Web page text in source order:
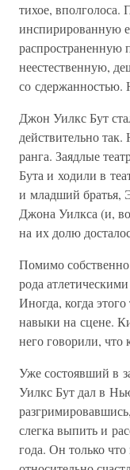
тихое,
инспирированную
распространенную
неестественную,
со сдержанностью.
Джон Уилкс Бут
действительно
ранга. Заядлые
Бута и ходили в
и младший братья,
Джона Уилкса (и,
на их долю
Помимо собственно
рода
Иногда, когда
навыки на сцене.
него говорили,
Уже состоявший в
Уилкс Бут дал в
слегка выпить и
года. Он только